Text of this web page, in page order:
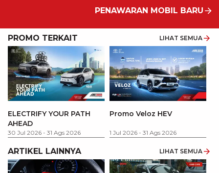
PENAWARAN MOBIL BARU
PROMO TERKAIT LIHAT SEMUA
ELECTRIFY YOUR PATH
AHEAD
30 Jul 2026 - 31 Ags 2026
Promo Veloz HEV
1 Jul 2026 - 31 Ags 2026
ARTIKEL LAINNYA LIHAT SEMUA